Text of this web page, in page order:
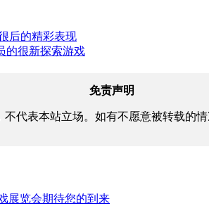
后的精彩表现
的很新探索游戏
免责声明
不代表本站立场。如有不愿意被转载的情